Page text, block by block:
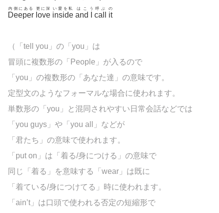
Deeper
内側にある
love
更に深
inside
い愛を私
and
はこ う
call
呼ぶ
it
の
（「tell you」の「you」は
冒頭に複数形の「People」が入るので
「you」の複数形の「あなた達」の意味です。
定型文のようなフォーマルな場合に使われます。
単数形の「you」と混同されやすい日常会話などでは
「you guys」や「you all」などが
「君たち」の意味で使われます。
「put on」は「着る/身につける」の意味で
同じ「着る」を意味する「wear」は既に
「着ている/身につけてる」時に使われます。
「ain’t」は口頭で使われる否定の短縮形で